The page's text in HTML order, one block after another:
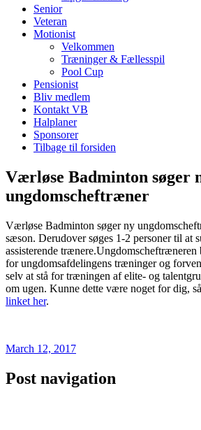
Senior
Veteran
Motionist
Velkommen
Træninger & Fællesspil
Pool Cup
Pensionist
Bliv medlem
Kontakt VB
Halplaner
Sponsorer
Tilbage til forsiden
Værløse Badminton søger
ungdomscheftræner
Værløse Badminton søger ny
sæson. Derudover søges 1-2 personer til at
assisterende
for ungdomsafdelingens træninger og
selv at stå for træningen af elite- og
om ugen. Kunne dette være noget for dig,
linket her.
March 12, 2017
Post navigation